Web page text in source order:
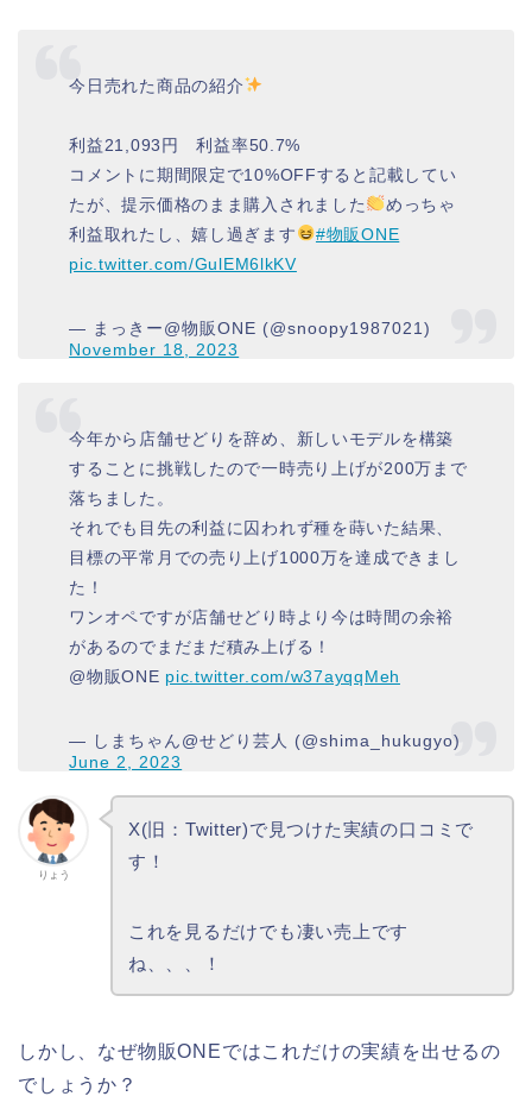
今日売れた商品の紹介
利益21,093円 利益率50.7%
コメントに期間限定で10%OFFすると記載してい
たが、提示価格のまま購入されました
めっちゃ
利益取れたし、嬉し過ぎます
#物販ONE
pic.twitter.com/GulEM6lkKV
— まっきー@物販ONE (@snoopy1987021)
November 18, 2023
今年から店舗せどりを辞め、新しいモデルを構築
することに挑戦したので一時売り上げが200万まで
落ちました。
それでも目先の利益に囚われず種を蒔いた結果、
目標の平常月での売り上げ1000万を達成できまし
た！
ワンオペですが店舗せどり時より今は時間の余裕
があるのでまだまだ積み上げる！
@物販ONE pic.twitter.com/w37ayqqMeh
— しまちゃん@せどり芸人 (@shima_hukugyo)
June 2, 2023
りょう
X(旧：Twitter)で見つけた実績の口コミで
す！
これを見るだけでも凄い売上です
ね、、、！
しかし、なぜ物販ONEではこれだけの実績を出せるの
でしょうか？